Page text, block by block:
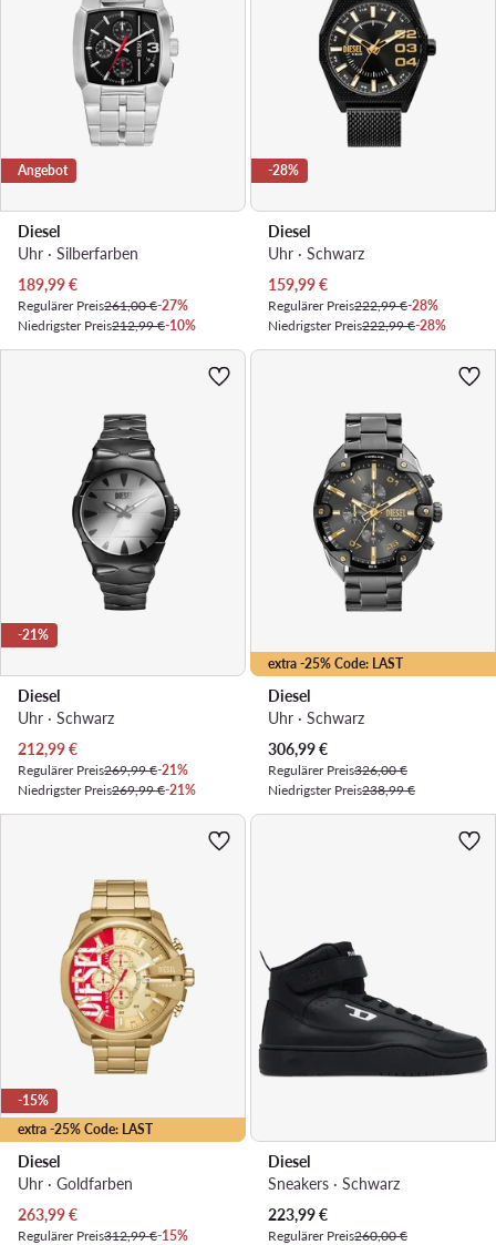
Angebot
Diesel
Uhr · Silberfarben
Aktueller Preis
189,99€
Regulärer Preis261,00 €-27%
Niedrigster Preis212,99 €-10%
-28%
Diesel
Uhr · Schwarz
Aktueller Preis
159,99€
Regulärer Preis222,99 €-28%
Niedrigster Preis222,99 €-28%
-21%
Diesel
Uhr · Schwarz
Aktueller Preis
212,99€
Regulärer Preis269,99 €-21%
Niedrigster Preis269,99 €-21%
extra -25% Code: LAST
Diesel
Uhr · Schwarz
Aktueller Preis
306,99€
Regulärer Preis326,00 €
Niedrigster Preis238,99 €
extra -25% Code: LAST
-15%
Diesel
Uhr · Goldfarben
Aktueller Preis
263,99€
Regulärer Preis312,99 €-15%
Diesel
Sneakers · Schwarz
Aktueller Preis
223,99€
Regulärer Preis260,00 €